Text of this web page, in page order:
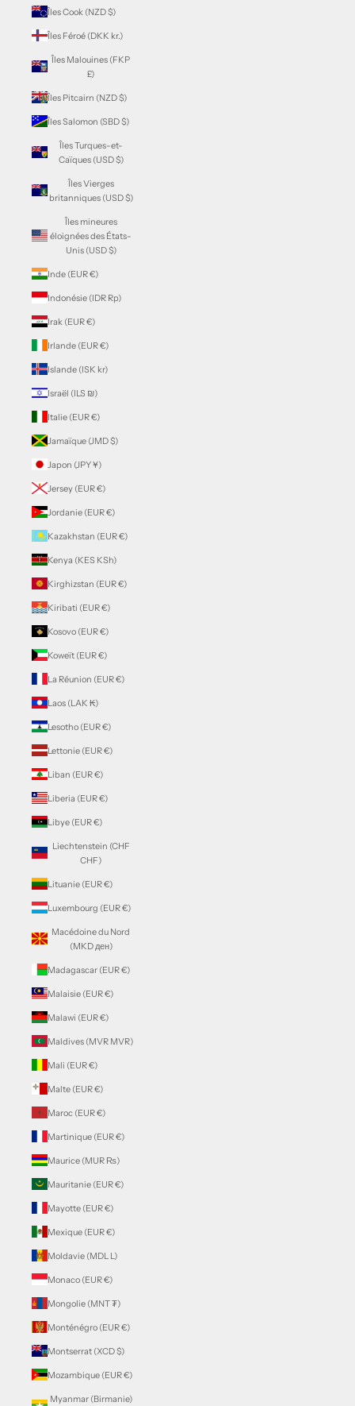
Îles Cook (NZD $)
Îles Féroé (DKK kr.)
Îles Malouines (FKP
£)
Îles Pitcairn (NZD $)
Îles Salomon (SBD $)
Îles Turques-et-
Caïques (USD $)
Îles Vierges
britanniques (USD $)
Îles mineures
éloignées des États-
Unis (USD $)
Inde (EUR €)
Indonésie (IDR Rp)
Irak (EUR €)
Irlande (EUR €)
Islande (ISK kr)
Israël (ILS ₪)
Italie (EUR €)
Jamaïque (JMD $)
Japon (JPY ¥)
Jersey (EUR €)
Jordanie (EUR €)
Kazakhstan (EUR €)
Kenya (KES KSh)
Kirghizstan (EUR €)
Kiribati (EUR €)
Kosovo (EUR €)
Koweït (EUR €)
La Réunion (EUR €)
Laos (LAK ₭)
Lesotho (EUR €)
Lettonie (EUR €)
Liban (EUR €)
Liberia (EUR €)
Libye (EUR €)
Liechtenstein (CHF
CHF)
Lituanie (EUR €)
Luxembourg (EUR €)
Macédoine du Nord
(MKD ден)
Madagascar (EUR €)
Malaisie (EUR €)
Malawi (EUR €)
Maldives (MVR MVR)
Mali (EUR €)
Malte (EUR €)
Maroc (EUR €)
Martinique (EUR €)
Maurice (MUR ₨)
Mauritanie (EUR €)
Mayotte (EUR €)
Mexique (EUR €)
Moldavie (MDL L)
Monaco (EUR €)
Mongolie (MNT ₮)
Monténégro (EUR €)
Montserrat (XCD $)
Mozambique (EUR €)
Myanmar (Birmanie)